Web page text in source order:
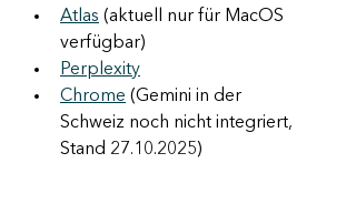
Atlas (aktuell nur für MacOS
verfügbar)
Perplexity
Chrome (Gemini in der
Schweiz noch nicht integriert,
Stand 27.10.2025)